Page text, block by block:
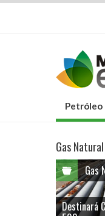
Petróleo
Gas Natural
Gas
Destinará